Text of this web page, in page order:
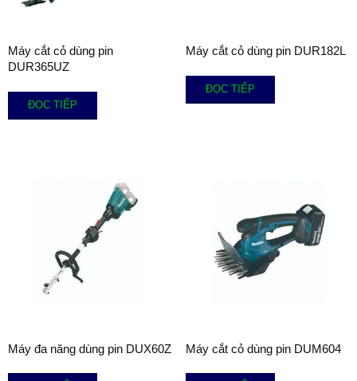
Máy cắt cỏ dùng pin
DUR365UZ
ĐỌC TIẾP
Máy cắt cỏ dùng pin DUR182L
ĐỌC TIẾP
Máy đa năng dùng pin DUX60Z Máy cắt cỏ dùng pin DUM604